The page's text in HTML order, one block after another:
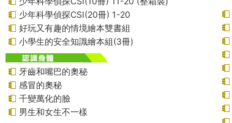
少年科學偵探CSI(20冊) 1-20
好玩又有趣的情境繪本雙書組
小學生的安全知識繪本組(3冊)
牙齒和嘴巴的奧秘
感冒的奧秘
千變萬化的臉
男生和女生不一樣